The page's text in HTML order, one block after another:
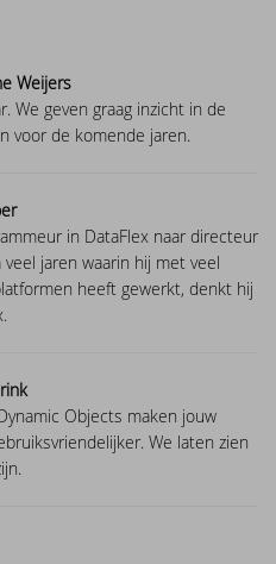
Weijers
We geven graag inzicht in de
voor de komende jaren.
in DataFlex naar directeur
veel jaren waarin hij met veel
heeft gewerkt, denkt hij
Objects maken jouw
We laten zien
Beta 2 delivers
to regular expressions,
primary key fields, and
2025 Beta 1 introduces Automatic
Fields, new cRegEx class, and
Alpha 1 released -
and test now!
day
2021 Migration Workshop Tilburg
2021 Migration Workshop
2021 Migration Workshop 2
Event
Launch Event 2021